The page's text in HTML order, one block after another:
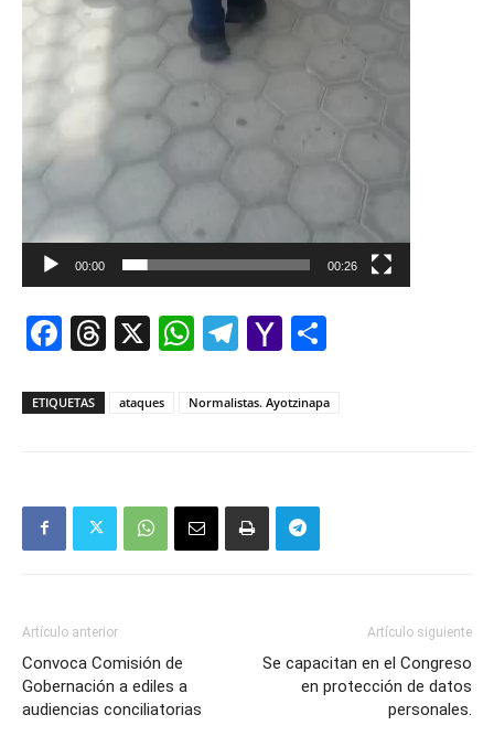
00:00 00:26
Facebook
Threads
X WhatsApp
Telegram
Yahoo
ETIQUETAS ataques Normalistas. Ayotzinapa
Artículo anterior
Convoca Comisión de
Gobernación a ediles a
audiencias conciliatorias
Artículo siguiente
Se capacitan en el Congreso
en protección de datos
personales.